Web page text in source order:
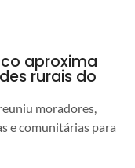
aproxima
rurais do
moradores,
e comunitárias para